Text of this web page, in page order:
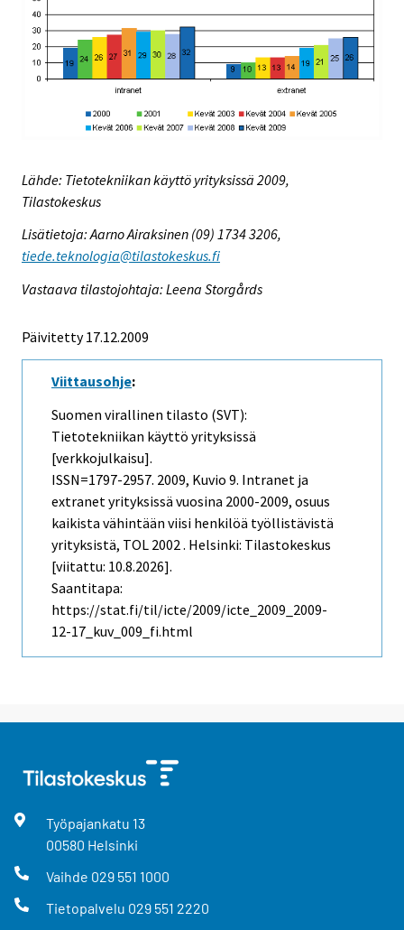
Lähde: Tietotekniikan käyttö yrityksissä 2009,
Tilastokeskus
Lisätietoja: Aarno Airaksinen (09) 1734 3206,
tiede.teknologia@tilastokeskus.fi
Vastaava tilastojohtaja: Leena Storgårds
Päivitetty 17.12.2009
Viittausohje:
Suomen virallinen tilasto (SVT):
Tietotekniikan käyttö yrityksissä
[verkkojulkaisu].
ISSN=1797-2957. 2009, Kuvio 9. Intranet ja
extranet yrityksissä vuosina 2000-2009, osuus
kaikista vähintään viisi henkilöä työllistävistä
yrityksistä, TOL 2002 . Helsinki: Tilastokeskus
[viitattu: 10.8.2026].
Saantitapa:
https://stat.fi/til/icte/2009/icte_2009_2009-
12-17_kuv_009_fi.html
Työpajankatu 13
00580 Helsinki
Vaihde 029 551 1000
Tietopalvelu 029 551 2220